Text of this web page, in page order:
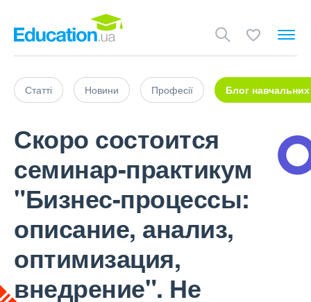
Статті Новини Професії Блог навчальних
Скоро состоится
семинар-практикум
"Бизнес-процессы:
описание, анализ,
оптимизация,
внедрение". Не